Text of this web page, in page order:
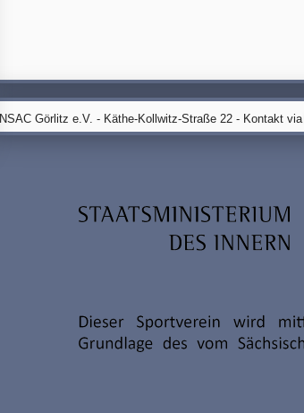
NSAC Görlitz e.V. - Käthe-Kollwitz-Straße 22 - Kontakt via